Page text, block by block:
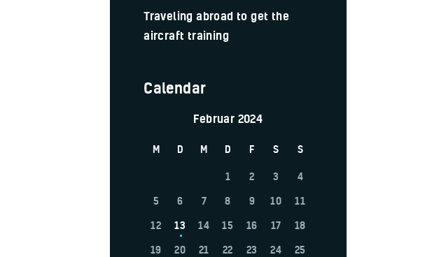
Traveling abroad to get the
aircraft training
Calendar
Februar 2024
M D M D F S S
1 2 3
4
5
6 7 8 9 10
11
12
13 14 15 16 17
18
19
20 21 22 23 24
25